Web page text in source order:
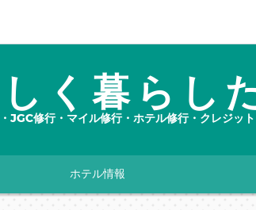
く暮らし
修行・マイル修行・ホテル修行・クレジッ
ホテル情報